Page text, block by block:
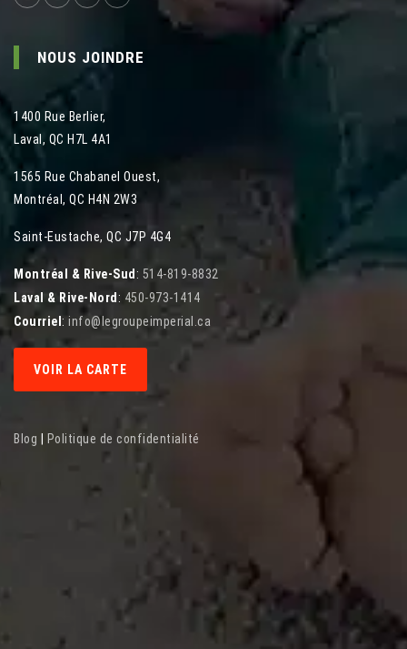
NOUS JOINDRE
1400 Rue Berlier,
Laval , QC H7L 4A1
1565 Rue Chabanel Ouest,
Montréal , QC H4N 2W3
Saint-Eustache, QC J7P 4G4
Montréal & Rive-Sud : 514-819-8832
Laval & Rive-Nord : 450-973-1414
Courriel : info@legroupeimperial.ca
VOIR LA CARTE
Blog Politique de confidentialité